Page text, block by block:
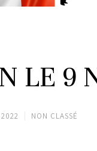
LE 9
NON CLASSÉ